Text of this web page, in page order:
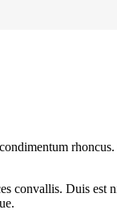
convallis. Duis